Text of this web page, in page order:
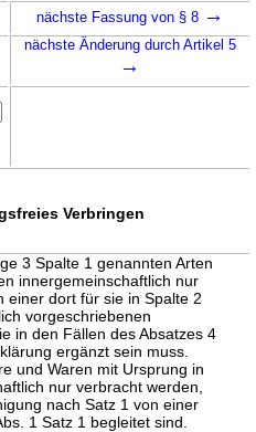
nächste Fassung von § 8 →
nächste Änderung durch Artikel 5
→
Verbringen
3 Spalte 1 genannten Arten
innergemeinschaftlich nur
einer dort für sie in Spalte 2
vorgeschriebenen
in den Fällen des Absatzes 4
ergänzt sein muss.
und Waren mit Ursprung in
nur verbracht werden,
nach Satz 1 von einer
1 Satz 1 begleitet sind.